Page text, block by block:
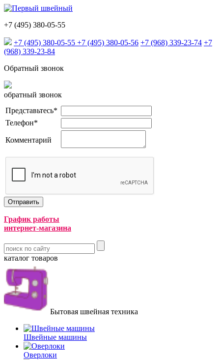
+7 (495) 380-05-55
+7 (495) 380-05-55 +7 (495) 380-05-56 +7 (968) 339-23-74 +7
(968) 339-23-84
Обратный звонок
обратный звонок
Представьтесь*
Телефон*
Комментарий
График работы
интернет-магазина
каталог товаров
Бытовая швейная техника
Швейные машины
Оверлоки